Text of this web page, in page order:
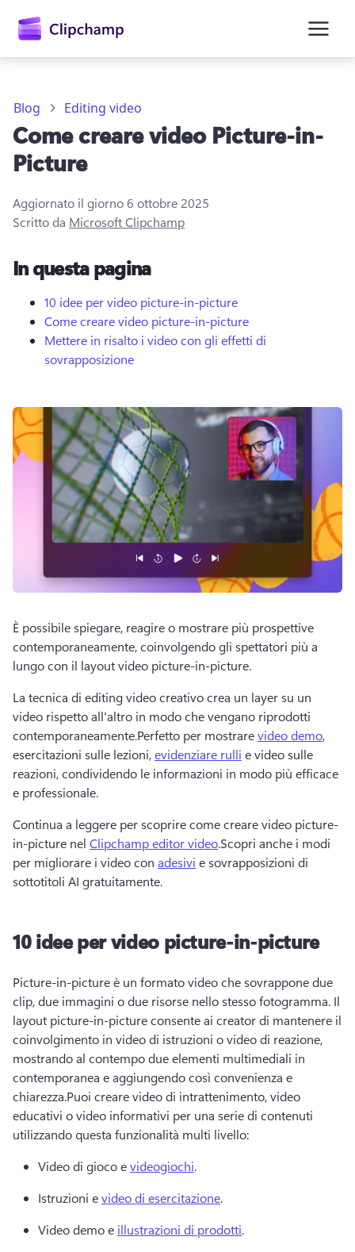
principale
Provalo gratuitamente
Blog Editing video
Come creare video Picture-in-
Picture
Aggiornato il giorno6 ottobre 2025
Scritto da Microsoft Clipchamp
In questa pagina
10 idee per video picture-in-picture
Come creare video picture-in-picture
Mettere in risalto i video con gli effetti di
sovrapposizione
È possibile spiegare, reagire o mostrare più prospettive
contemporaneamente, coinvolgendo gli spettatori più a
lungo con il layout video picture-in-picture.
La tecnica di editing video creativo crea un layer su un
video rispetto all'altro in modo che vengano riprodotti
contemporaneamente.Perfetto per mostrare video demo,
esercitazioni sulle lezioni, evidenziare rulli e video sulle
reazioni, condividendo le informazioni in modo più efficace
e professionale.
Continua a leggere per scoprire come creare video picture-
in-picture nel Clipchamp editor video.Scopri anche i modi
per migliorare i video con adesivi e sovrapposizioni di
sottotitoli AI gratuitamente.
10 idee per video picture-in-picture
Picture-in-picture è un formato video che sovrappone due
clip, due immagini o due risorse nello stesso fotogramma. Il
layout picture-in-picture consente ai creator di mantenere il
coinvolgimento in video di istruzioni o video di reazione,
mostrando al contempo due elementi multimediali in
contemporanea e aggiungendo così convenienza e
chiarezza.Puoi creare video di intrattenimento, video
educativi o video informativi per una serie di contenuti
utilizzando questa funzionalità multi livello:
Video di gioco e videogiochi.
Istruzioni e video di esercitazione.
Video demo e illustrazioni di prodotti.